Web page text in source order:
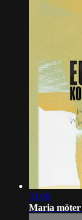
33:08
Maria